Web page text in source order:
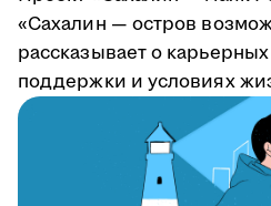
«Сахалин — остров
рассказывает о
поддержки и условиях